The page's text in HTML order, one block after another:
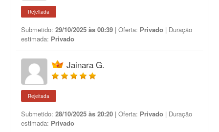
Rejeitada
Submetido: 29/10/2025 às 00:39 | Oferta: Privado | Duração
estimada: Privado
Jainara G.
Rejeitada
Submetido: 28/10/2025 às 20:20 | Oferta: Privado | Duração
estimada: Privado